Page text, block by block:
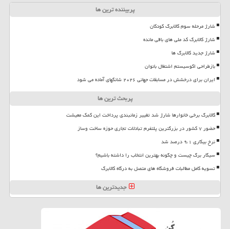
پربیننده ترین ها
شارژ مرحله سوم کالابرگ کودکان
شارژ کالابرگ کد ملی های باقی مانده
شارژ جدید کالابرگ ها
بازطراحی اکوسیستم اشتغال بانوان
ایران برای درخشش در مسابقات جهانی ۲۰۲۶ شانگهای آماده می شود
پربحث ترین ها
کالابرگ برخی خانوارها شارژ شد تغییر زمانبندی پرداخت این کمک معیشت
حضور ۷ کشور در بزرگترین پلتفرم تبادلات تجاری حوزه ساخت وساز
نرخ بیکاری ۹،۱ درصد شد
سیگار برگ چیست و چگونه بهترین انتخاب را داشته باشیم؟
تسویه کامل مطالبات فروشگاه های متصل به درگاه کالابرگ
جدیدترین ها